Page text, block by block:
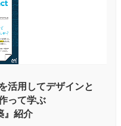
活用してデザインと
って学ぶ
』紹介